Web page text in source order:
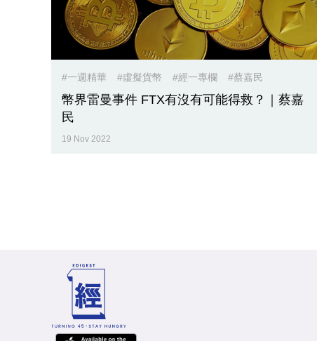
#一週精華 #虛擬貨幣 #經一專欄 #蔡嘉民
幣界雷曼事件 FTX有沒有可能得救？｜蔡嘉
民
19 Nov 2022